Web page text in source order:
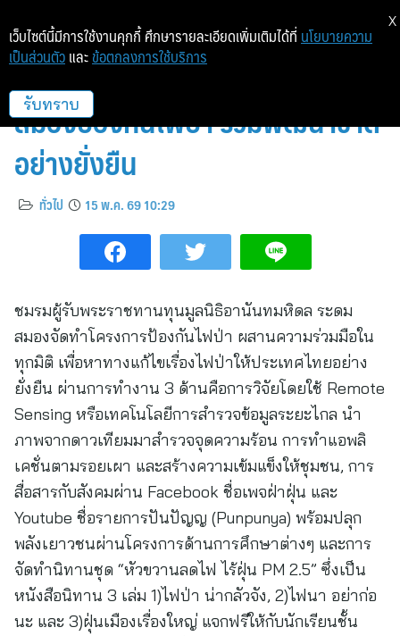
นักเรียนทุนอานันทมหิดล ระดม
สมองป้องกันไฟป่า ร่วมพัฒนาชาติ
อย่างยั่งยืน
ทั่วไป 15 พ.ค. 69 10:29
ชมรมผู้รับพระราชทานทุนมูลนิธิอานันทมหิดล ระดม
สมองจัดทำโครงการป้องกันไฟป่า ผสานความร่วมมือใน
ทุกมิติ เพื่อหาทางแก้ไขเรื่องไฟป่าให้ประเทศไทยอย่าง
ยั่งยืน ผ่านการทำงาน 3 ด้านคือการวิจัยโดยใช้ Remote
Sensing หรือเทคโนโลยีการสำรวจข้อมูลระยะไกล นำ
ภาพจากดาวเทียมมาสำรวจจุดความร้อน การทำแอพลิ
เคชั่นตามรอยเผา และสร้างความเข้มแข็งให้ชุมชน, การ
สื่อสารกับสังคมผ่าน Facebook ชื่อเพจฝ่าฝุ่น และ
Youtube ชื่อรายการปันปัญญ (Punpunya) พร้อมปลุก
พลังเยาวชนผ่านโครงการด้านการศึกษาต่างๆ และการ
จัดทำนิทานชุด “หัวขวานลดไฟ ไร้ฝุ่น PM 2.5” ซึ่งเป็น
หนังสือนิทาน 3 เล่ม 1)ไฟป่า น่ากลัวจัง, 2)ไฟนา อย่าก่อ
นะ และ 3)ฝุ่นเมืองเรื่องใหญ่ แจกฟรีให้กับนักเรียนชั้น
เว็บไซต์นี้มีการใช้งานคุกกี้ ศึกษารายละเอียดเพิ่มเติมได้ที่ นโยบายความ
เป็นส่วนตัว และ ข้อตกลงการใช้บริการ
รับทราบ
X